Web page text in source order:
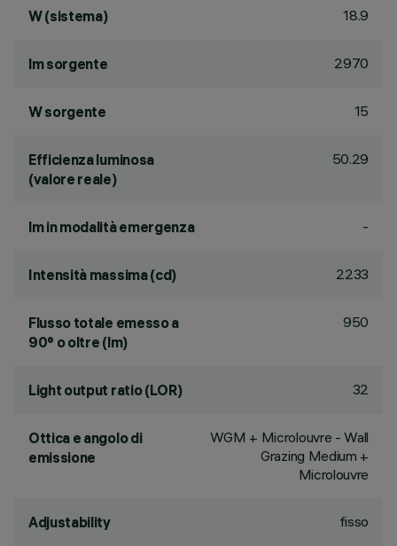
W (sistema) 18.9
lm sorgente 2970
W sorgente 15
Efficienza luminosa
(valore reale)
50.29
lm in modalità emergenza -
Intensità massima (cd) 2233
Flusso totale emesso a
90° o oltre (lm)
950
Light output ratio (LOR) 32
Ottica e angolo di
emissione
WGM + Microlouvre - Wall
Grazing Medium +
Microlouvre
Adjustability fisso